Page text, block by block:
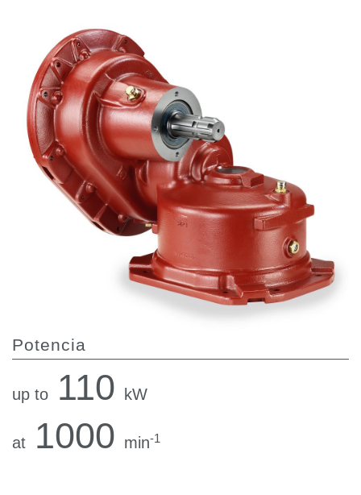
Motori elettrici brushless - Serie MS
Motores de pistones radiales
Motores Orbitales Producidos Por Bondioli & Pavesi
Sistemas de acoplamiento
Control
Bloques hidráulicos integrados
Valvulas de control direccional
Valvulas de cartucho
Valvulas en linea
Componentes electrónicos para sistemas de control
Intercambio térmico
Intercambiadores de calor
Potencia
up to 110 kW
at 1000 min-1